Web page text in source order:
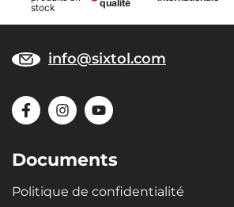
stock
qualité
info@sixtol.com
Documents
Politique de confidentialité